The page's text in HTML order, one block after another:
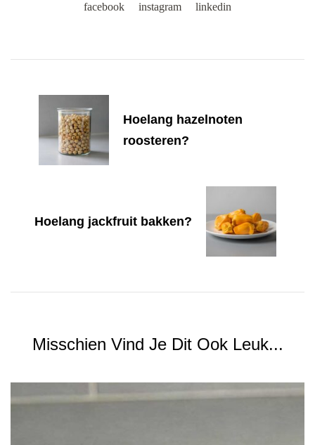
facebook instagram linkedin
Navigation
Hoelang hazelnoten
roosteren?
Hoelang jackfruit bakken?
Misschien Vind Je Dit Ook Leuk...